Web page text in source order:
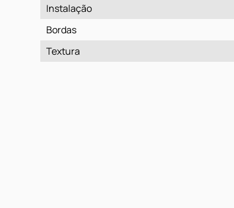
Instalação
Bordas
Textura